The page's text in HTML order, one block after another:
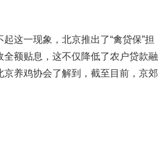
一现象，北京推出了“禽贷保”担
额贴息，这不仅降低了农户贷款融
养鸡协会了解到，截至目前，京郊